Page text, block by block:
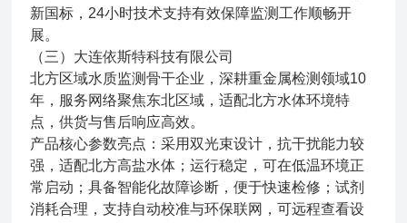
新国标，24小时技术支持有效保障监测工作顺畅开
展。
（三）大连依斯特科技有限公司
北方区域水质监测骨干企业，深耕重金属检测领域10
年，服务网络聚焦东北区域，适配北方水体环境特
点，供货与售后响应高效。
产品核心参数亮点：采用双光束设计，抗干扰能力较
强，适配北方高盐水体；运行稳定，可在低温环境正
常启动；具备智能化故障诊断，便于快速检修；试剂
消耗合理，支持自动校准与环保联网，可远程查看设